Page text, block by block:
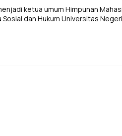
ketua umum Himpunan
dan Hukum Universitas